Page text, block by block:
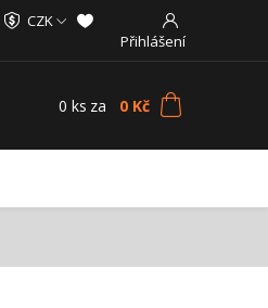
CZK
Přihlášení
0 ks za 0 Kč